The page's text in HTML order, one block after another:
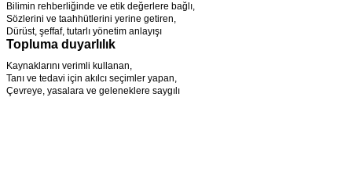
Bilimin rehberliğinde ve etik değerlere bağlı,
Sözlerini ve taahhütlerini yerine getiren,
Dürüst, şeffaf, tutarlı yönetim anlayışı
Topluma duyarlılık
Kaynaklarını verimli kullanan,
Tanı ve tedavi için akılcı seçimler yapan,
Çevreye, yasalara ve geleneklere saygılı